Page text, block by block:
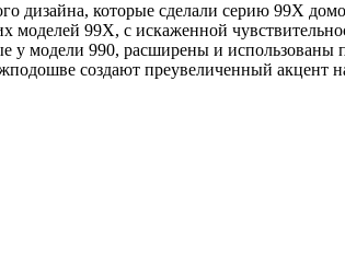
дизайна, которые сделали серию 99X
моделей 99X, с искаженной
у модели 990, расширены и
создают преувеличенный